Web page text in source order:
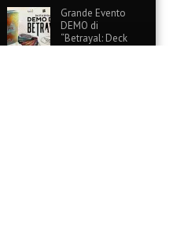
Grande Evento
DEMO di
“Betrayal: Deck